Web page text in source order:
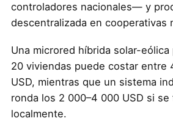
controladores nacionales— y
descentralizada en cooperativas
Una microred híbrida solar-eólica
20 viviendas puede costar entre
USD, mientras que un sistema
ronda los 2 000–4 000 USD si se
localmente.